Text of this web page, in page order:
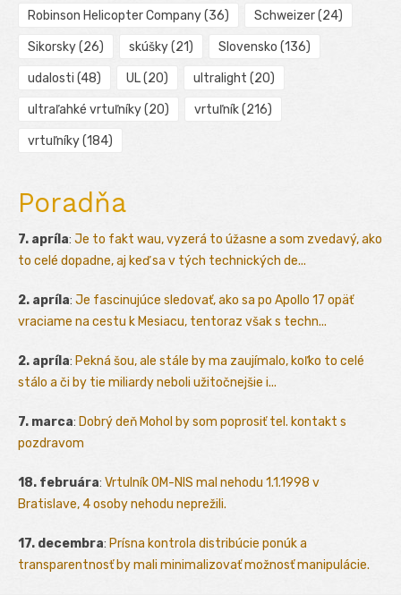
Robinson Helicopter Company(36) Schweizer(24)
Sikorsky(26) skúšky(21) Slovensko (136)
udalosti (48) UL(20) ultralight (20)
ultraľahké vrtuľníky(20) vrtuľník(216)
vrtuľníky(184)
Poradňa
7. apríla: Je to fakt wau, vyzerá to úžasne a som zvedavý, ako
to celé dopadne, aj keď sa v tých technických de...
2. apríla: Je fascinujúce sledovať, ako sa po Apollo 17 opäť
vraciame na cestu k Mesiacu, tentoraz však s techn...
2. apríla: Pekná šou, ale stále by ma zaujímalo, koľko to celé
stálo a či by tie miliardy neboli užitočnejšie i...
7. marca: Dobrý deň Mohol by som poprosiť tel. kontakt s
pozdravom
18. februára: Vrtulník OM-NIS mal nehodu 1.1.1998 v
Bratislave, 4 osoby nehodu neprežili.
17. decembra: Prísna kontrola distribúcie ponúk a
transparentnosť by mali minimalizovať možnosť manipulácie.